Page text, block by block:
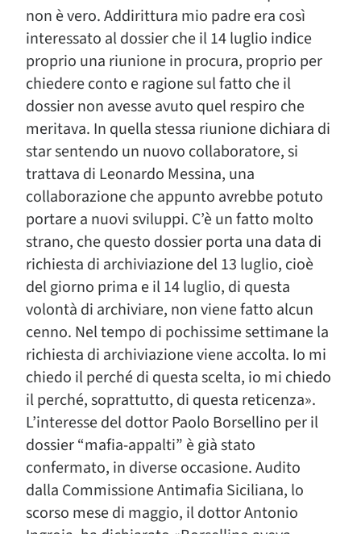
non è vero. Addirittura mio padre era così
interessato al dossier che il 14 luglio indice
proprio una riunione in procura, proprio per
chiedere conto e ragione sul fatto che il
dossier non avesse avuto quel respiro che
meritava. In quella stessa riunione dichiara di
star sentendo un nuovo collaboratore, si
trattava di Leonardo Messina, una
collaborazione che appunto avrebbe potuto
portare a nuovi sviluppi. C’è un fatto molto
strano, che questo dossier porta una data di
richiesta di archiviazione del 13 luglio, cioè
del giorno prima e il 14 luglio, di questa
volontà di archiviare, non viene fatto alcun
cenno. Nel tempo di pochissime settimane la
richiesta di archiviazione viene accolta. Io mi
chiedo il perché di questa scelta, io mi chiedo
il perché, soprattutto, di questa reticenza».
L’interesse del dottor Paolo Borsellino per il
dossier “mafia-appalti” è già stato
confermato, in diverse occasione. Audito
dalla Commissione Antimafia Siciliana, lo
scorso mese di maggio, il dottor Antonio